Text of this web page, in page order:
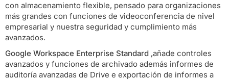
con almacenamiento flexible, pensado para organizaciones
más grandes con funciones de videoconferencia de nivel
empresarial y nuestra seguridad y cumplimiento más
avanzados.
Google Workspace Enterprise Standard ,añade controles
avanzados y funciones de archivado además informes de
auditoría avanzadas de Drive e exportación de informes a